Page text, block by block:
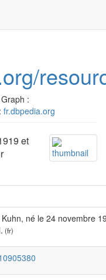
:
fr.dbpedia.org
et
né le 24 novembre
(fr)